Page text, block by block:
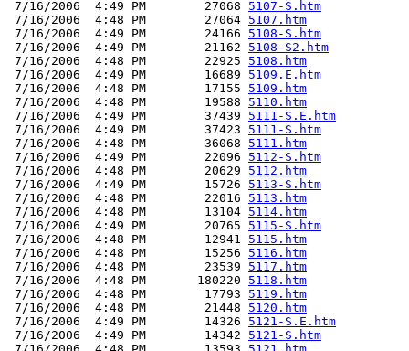
7/16/2006  4:49 PM        27068 5107-S.htm
7/16/2006  4:48 PM        27064 5107.htm
7/16/2006  4:49 PM        24166 5108-S.htm
7/16/2006  4:49 PM        21162 5108-S2.htm
7/16/2006  4:48 PM        22925 5108.htm
7/16/2006  4:49 PM        16689 5109.E.htm
7/16/2006  4:48 PM        17155 5109.htm
7/16/2006  4:48 PM        19588 5110.htm
7/16/2006  4:49 PM        37439 5111-S.E.htm
7/16/2006  4:49 PM        37423 5111-S.htm
7/16/2006  4:48 PM        36068 5111.htm
7/16/2006  4:49 PM        22096 5112-S.htm
7/16/2006  4:48 PM        20629 5112.htm
7/16/2006  4:49 PM        15726 5113-S.htm
7/16/2006  4:48 PM        22016 5113.htm
7/16/2006  4:48 PM        13104 5114.htm
7/16/2006  4:49 PM        20765 5115-S.htm
7/16/2006  4:48 PM        12941 5115.htm
7/16/2006  4:48 PM        15256 5116.htm
7/16/2006  4:48 PM        23539 5117.htm
7/16/2006  4:48 PM       180220 5118.htm
7/16/2006  4:48 PM        17793 5119.htm
7/16/2006  4:48 PM        21448 5120.htm
7/16/2006  4:49 PM        14326 5121-S.E.htm
7/16/2006  4:49 PM        14342 5121-S.htm